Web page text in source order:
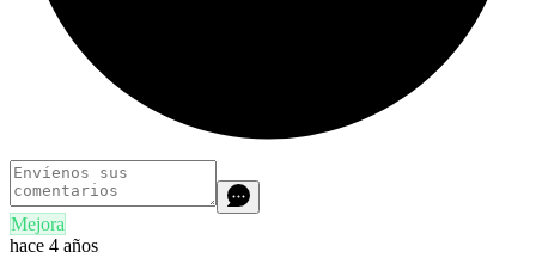
Mejora
hace 4 años